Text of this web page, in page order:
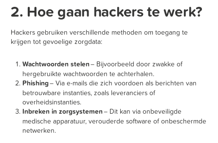
2. Hoe gaan hackers te werk?
Hackers gebruiken verschillende methoden om toegang te
krijgen tot gevoelige zorgdata:
Wachtwoorden stelen– Bijvoorbeeld door zwakke of
hergebruikte wachtwoorden te achterhalen.
Phishing– Via e-mails die zich voordoen als berichten van
betrouwbare instanties, zoals leveranciers of
overheidsinstanties.
Inbreken in zorgsystemen– Dit kan via onbeveiligde
medische apparatuur, verouderde software of onbeschermde
netwerken.